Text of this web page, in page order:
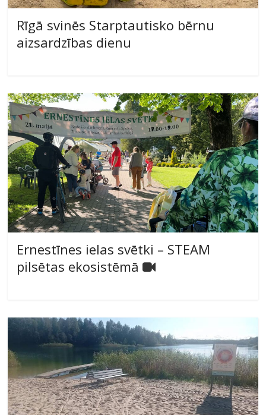
Rīgā svinēs Starptautisko bērnu
aizsardzības dienu
Ernestīnes ielas svētki – STEAM
pilsētas ekosistēmā